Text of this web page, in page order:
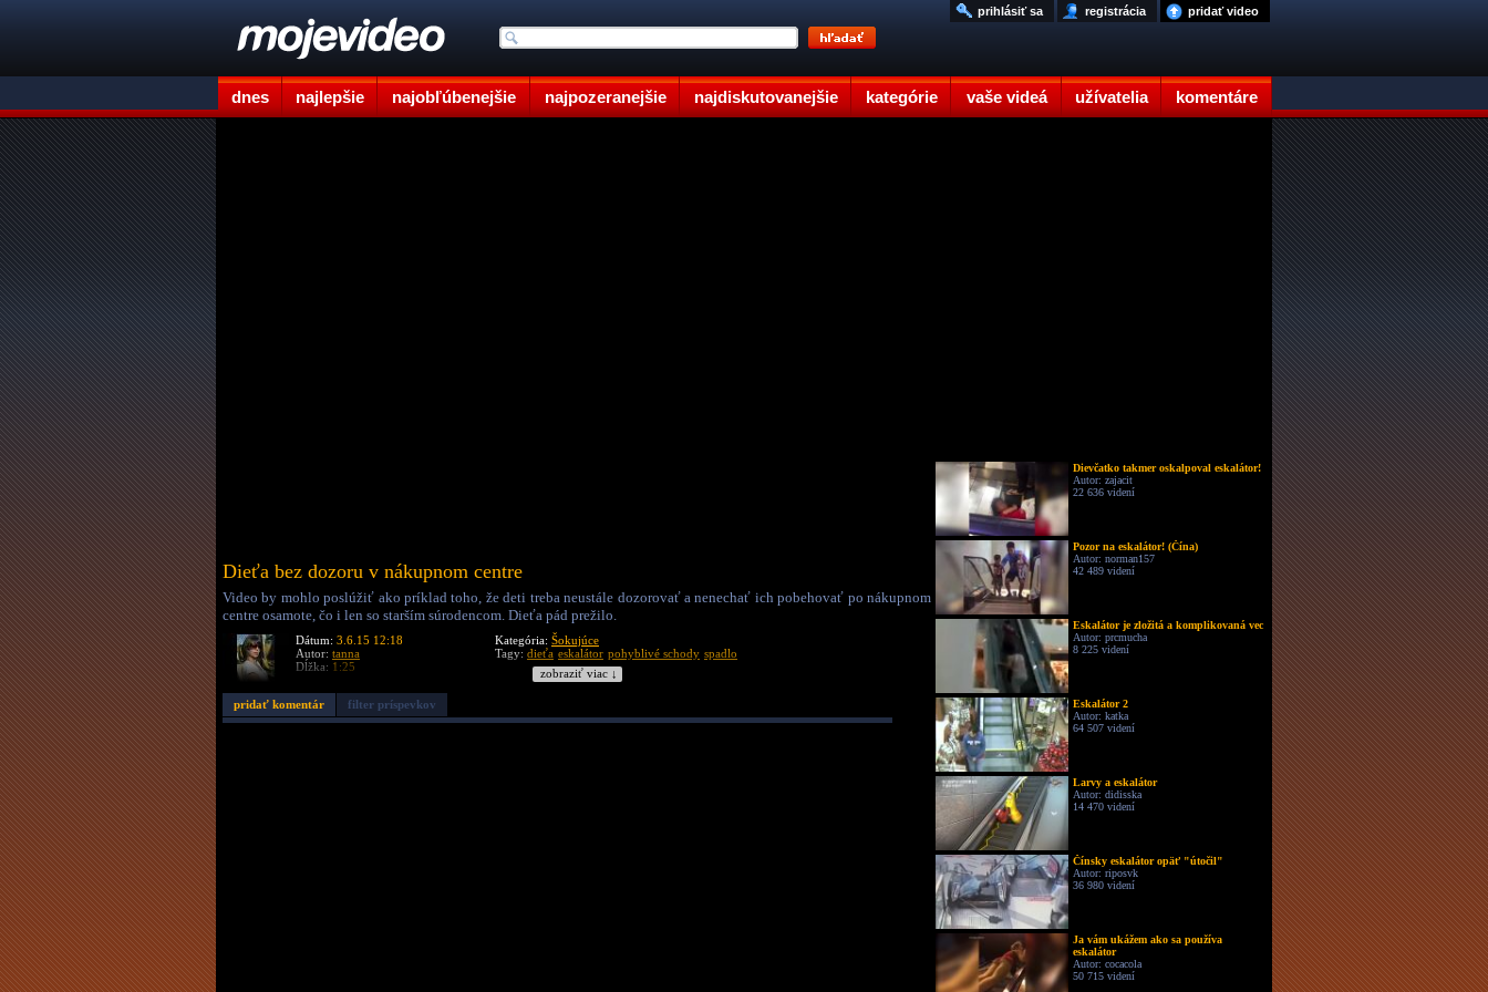
dnes najlepšie najobľúbenejšie najpozeranejšie najdiskutovanejšie kategórie vaše videá užívatelia komentáre
pridať video
registrácia
prihlásiť sa
Dieťa bez dozoru v nákupnom centre
Video by mohlo poslúžiť ako príklad toho, že deti treba neustále dozorovať a nenechať ich pobehovať po nákupnom
centre osamote, čo i len so starším súrodencom. Dieťa pád prežilo.
Dátum: 3.6.15 12:18
Autor: tanna
Dĺžka: 1:25
Kategória: Šokujúce
Tagy: dieťa eskalátor pohyblivé schody spadlo
zobraziť viac ↓
pridať komentár filter príspevkov
Dievčatko takmer oskalpoval eskalátor!
Autor: zajacit
22 636 videní
Pozor na eskalátor! (Čína)
Autor: norman157
42 489 videní
Eskalátor je zložitá a komplikovaná vec
Autor: prcmucha
8 225 videní
Eskalátor 2
Autor: katka
64 507 videní
Larvy a eskalátor
Autor: didisska
14 470 videní
Čínsky eskalátor opäť "útočil"
Autor: riposvk
36 980 videní
Ja vám ukážem ako sa používa
eskalátor
Autor: cocacola
50 715 videní